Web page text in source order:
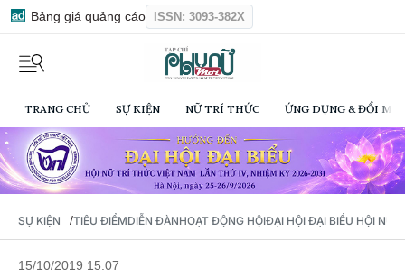
Bảng giá quảng cáo ISSN: 3093-382X
TRANG CHỦ SỰ KIỆN NỮ TRÍ THỨC ỨNG DỤNG & ĐỔI
SỰ KIỆN /TIÊU ĐIỂMDIỄN ĐÀNHOẠT ĐỘNG HỘIĐẠI HỘI ĐẠI BIỂU HỘI NỮ
15/10/2019 15:07